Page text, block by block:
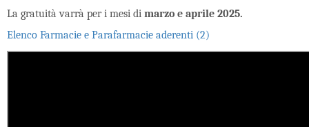
La gratuità varrà per i mesi di marzo e aprile 2025.
Elenco Farmacie e Parafarmacie aderenti (2)